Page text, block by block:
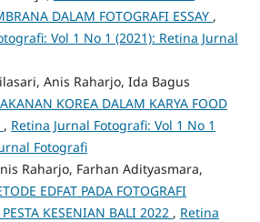
DALAM FOTOGRAFI ESSAY ,
Vol 1 No 1 (2021): Retina Jurnal
Anis Raharjo, Ida Bagus
KOREA DALAM KARYA FOOD
, Retina Jurnal Fotografi: Vol 1 No 1
Fotografi
Raharjo, Farhan Adityasmara,
EDFAT PADA FOTOGRAFI
KESENIAN BALI 2022 , Retina